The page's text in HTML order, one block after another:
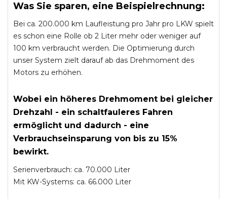
Was Sie sparen, eine Beispielrechnung:
Bei ca. 200.000 km Laufleistung pro Jahr pro LKW spielt
es schon eine Rolle ob 2 Liter mehr oder weniger auf
100 km verbraucht werden. Die Optimierung durch
unser System zielt darauf ab das Drehmoment des
Motors zu erhöhen.
Wobei ein höheres Drehmoment bei gleicher
Drehzahl - ein schaltfauleres Fahren
ermöglicht und dadurch - eine
Verbrauchseinsparung von bis zu 15%
bewirkt.
Serienverbrauch: ca. 70.000 Liter
Mit KW-Systems: ca. 66.000 Liter